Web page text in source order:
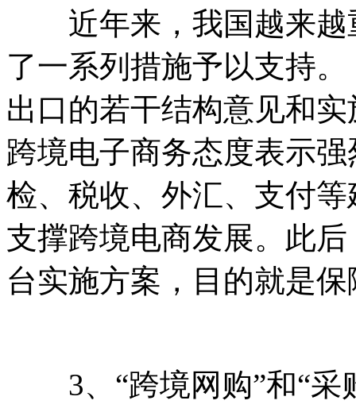
近年来，我国越来越
了一系列措施予以支持
出口的若干结构意见和
跨境电子商务态度表示
检、税收、外汇、支付
支撑跨境电商发展。此
台实施方案，目的就是
3、“跨境网购”和“采